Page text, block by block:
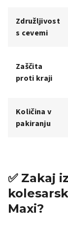
Združljivost
s cevemi
Zaščita
proti kraji
Količina v
pakiranju
✅ Zakaj
Maxi?